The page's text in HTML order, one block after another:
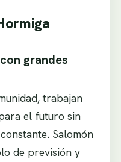
grandes
trabajan
el futuro sin
Salomón
de previsión y